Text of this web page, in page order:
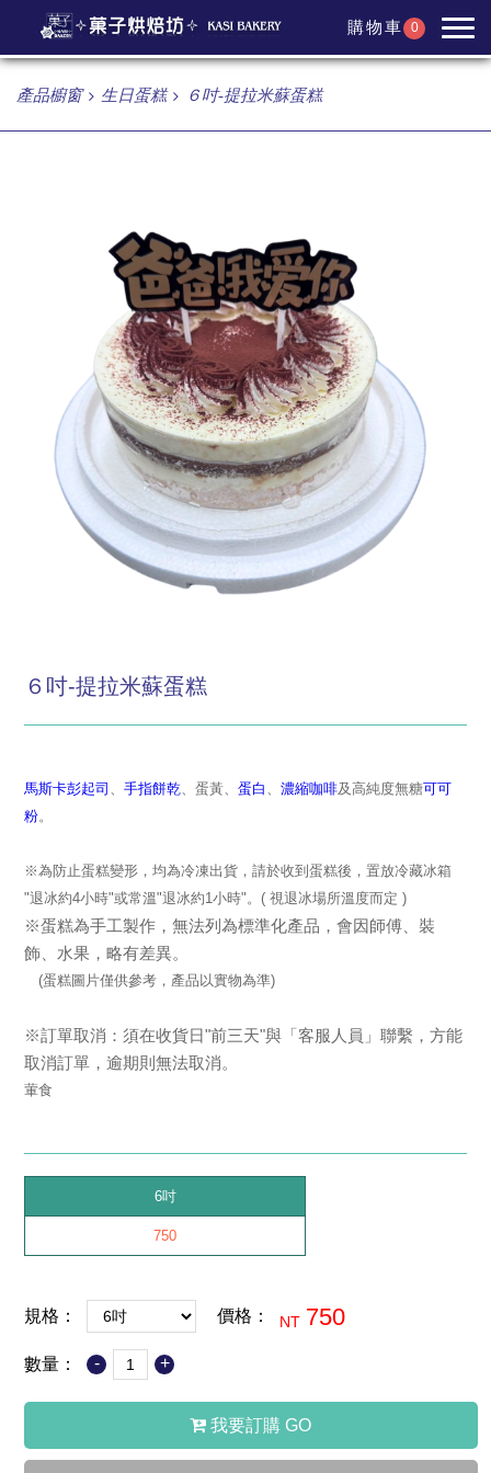
購物車 0
產品櫥窗 生日蛋糕 ６吋-提拉米蘇蛋糕
６吋-提拉米蘇蛋糕
馬斯卡彭起司 、手指餅乾、蛋黃、蛋白 、濃縮咖啡及高純度無糖可可
粉。
※為防止蛋糕變形，均為冷凍出貨，請於收到蛋糕後，置放冷藏冰箱
"退冰約4小時"或常溫"退冰約1小時"。( 視退冰場所溫度而定 )
※蛋糕為手工製作，無法列為標準化產品，會因師傅、裝
飾、水果，略有差異。
(蛋糕圖片僅供參考，產品以實物為準)
※訂單取消：須在收貨日"前三天"與「客服人員」聯繫，方能
取消訂單，逾期則無法取消。
葷食
6吋
750
規格： 價格： NT 750
數量： - +
我要訂購 GO